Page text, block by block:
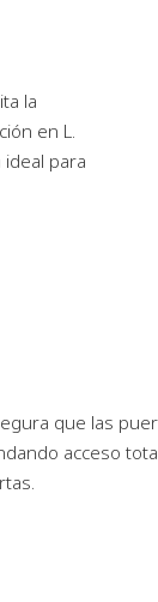
la
en L.
para
que las
acceso